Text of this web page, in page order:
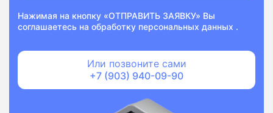
Нажимая на кнопку «ОТПРАВИТЬ ЗАЯВКУ» Вы
соглашаетесь на обработку персональных данных .
Или позвоните сами
+7 (903) 940-09-90